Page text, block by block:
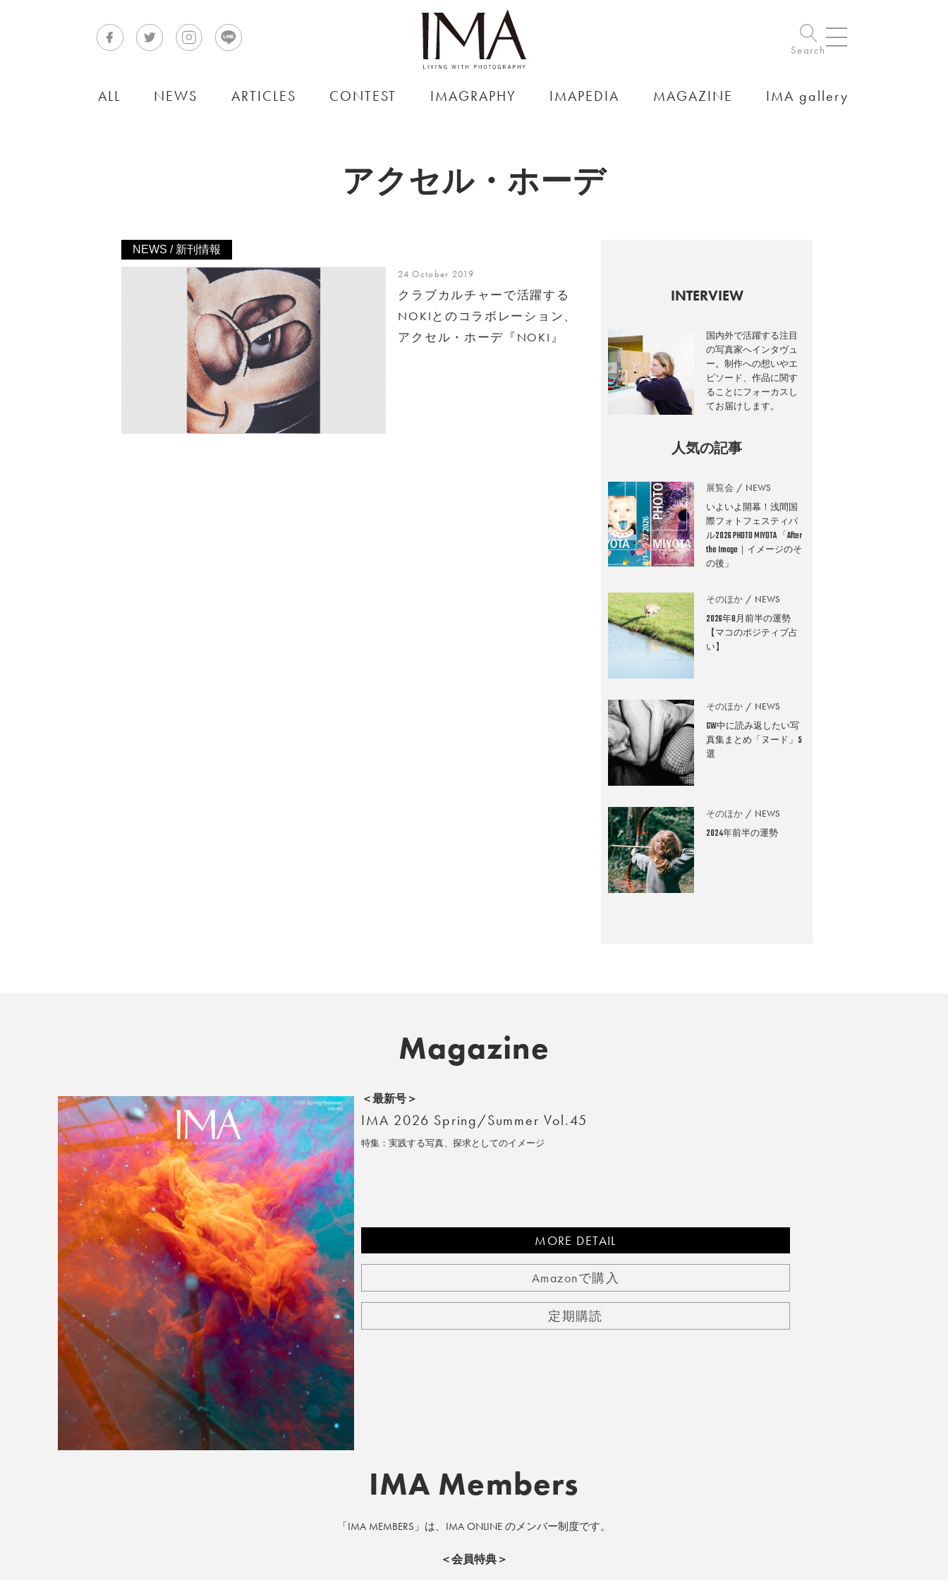
Search
ALL NEWS ARTICLES CONTEST IMAGRAPHY IMAPEDIA MAGAZINE IMA gallery
アクセル・ホーデ
NEWS / 新刊情報
24 October 2019
クラブカルチャーで活躍する
NOKIとのコラボレーション、
アクセル・ホーデ『NOKI』
INTERVIEW
国内外で活躍する注目
の写真家へインタヴュ
ー。制作への想いやエ
ピソード、作品に関す
ることにフォーカスし
てお届けします。
人気の記事
展覧会 NEWS
いよいよ開幕！浅間国
際フォトフェスティバ
ル2026 PHOTO MIYOTA 「After
the Image｜イメージのそ
の後」
そのほか NEWS
2026年8月前半の運勢
【マコのポジティブ占
い】
そのほか NEWS
GW中に読み返したい写
真集まとめ「ヌード」5
選
そのほか NEWS
2024年前半の運勢
Magazine
>>全国の取り扱い店舗
＜最新号＞
IMA 2026 Spring/Summer Vol.45
特集：実践する写真、探求としてのイメージ
MORE DETAIL
Amazonで購入
定期購読
IMA Members
「IMA MEMBERS」は、IMA ONLINE のメンバー制度です。
＜会員特典＞